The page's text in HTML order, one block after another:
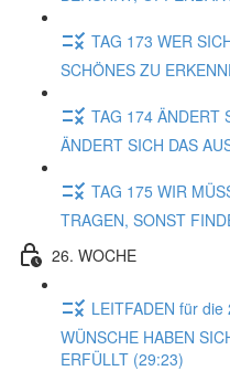
TAG 173 WER
SCHÖNES ZU
TAG 174 ÄNDERT
ÄNDERT SICH DAS
TAG 175 WIR
TRAGEN, SONST
26. WOCHE
LEITFADEN für
WÜNSCHE HABEN
ERFÜLLT (29:23)